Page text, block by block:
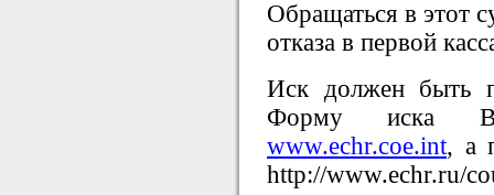
Обращаться в этот
отказа в первой
Иск должен быть
Форму иска
www.echr.coe.int, а
http://www.echr.ru/